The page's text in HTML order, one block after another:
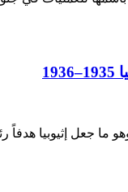
ما جعل إثيوبيا هدفاً